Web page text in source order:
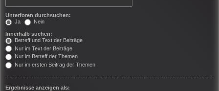
Unterforen durchsuchen:
Ja
Nein
Innerhalb suchen:
Betreff und Text der Beiträge
Nur im Text der Beiträge
Nur im Betreff der Themen
Nur im ersten Beitrag der Themen
Ergebnisse anzeigen als: